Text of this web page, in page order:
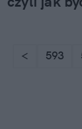
< 593